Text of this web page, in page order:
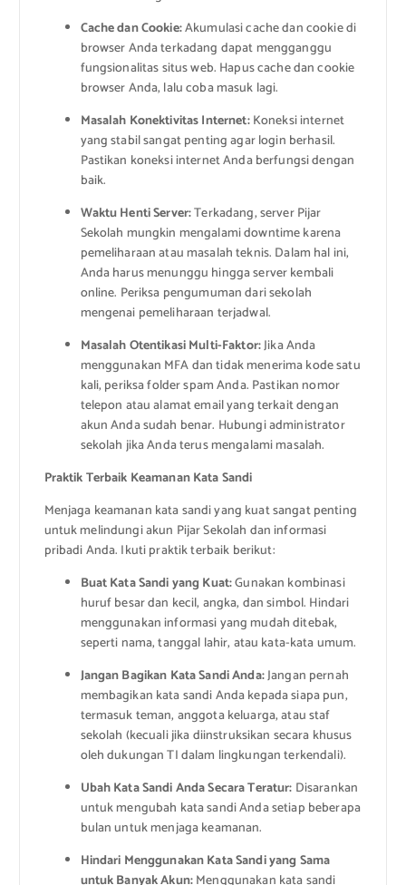
Cache dan Cookie:Akumulasi cache dan cookie di
browser Anda terkadang dapat mengganggu
fungsionalitas situs web. Hapus cache dan cookie
browser Anda, lalu coba masuk lagi.
Masalah Konektivitas Internet:Koneksi internet
yang stabil sangat penting agar login berhasil.
Pastikan koneksi internet Anda berfungsi dengan
baik.
Waktu Henti Server:Terkadang, server Pijar
Sekolah mungkin mengalami downtime karena
pemeliharaan atau masalah teknis. Dalam hal ini,
Anda harus menunggu hingga server kembali
online. Periksa pengumuman dari sekolah
mengenai pemeliharaan terjadwal.
Masalah Otentikasi Multi-Faktor:Jika Anda
menggunakan MFA dan tidak menerima kode satu
kali, periksa folder spam Anda. Pastikan nomor
telepon atau alamat email yang terkait dengan
akun Anda sudah benar. Hubungi administrator
sekolah jika Anda terus mengalami masalah.
Praktik Terbaik Keamanan Kata Sandi
Menjaga keamanan kata sandi yang kuat sangat penting
untuk melindungi akun Pijar Sekolah dan informasi
pribadi Anda. Ikuti praktik terbaik berikut:
Buat Kata Sandi yang Kuat:Gunakan kombinasi
huruf besar dan kecil, angka, dan simbol. Hindari
menggunakan informasi yang mudah ditebak,
seperti nama, tanggal lahir, atau kata-kata umum.
Jangan Bagikan Kata Sandi Anda:Jangan pernah
membagikan kata sandi Anda kepada siapa pun,
termasuk teman, anggota keluarga, atau staf
sekolah (kecuali jika diinstruksikan secara khusus
oleh dukungan TI dalam lingkungan terkendali).
Ubah Kata Sandi Anda Secara Teratur: Disarankan
untuk mengubah kata sandi Anda setiap beberapa
bulan untuk menjaga keamanan.
Hindari Menggunakan Kata Sandi yang Sama